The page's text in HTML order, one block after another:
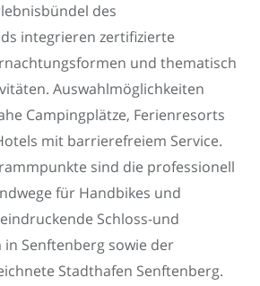
des
integrieren zertifizierte
und thematisch
Auswahlmöglichkeiten
Campingplätze, Ferienresorts
mit barrierefreiem Service.
sind die professionell
für Handbikes und
Schloss-und
in Senftenberg sowie der
Stadthafen Senftenberg.